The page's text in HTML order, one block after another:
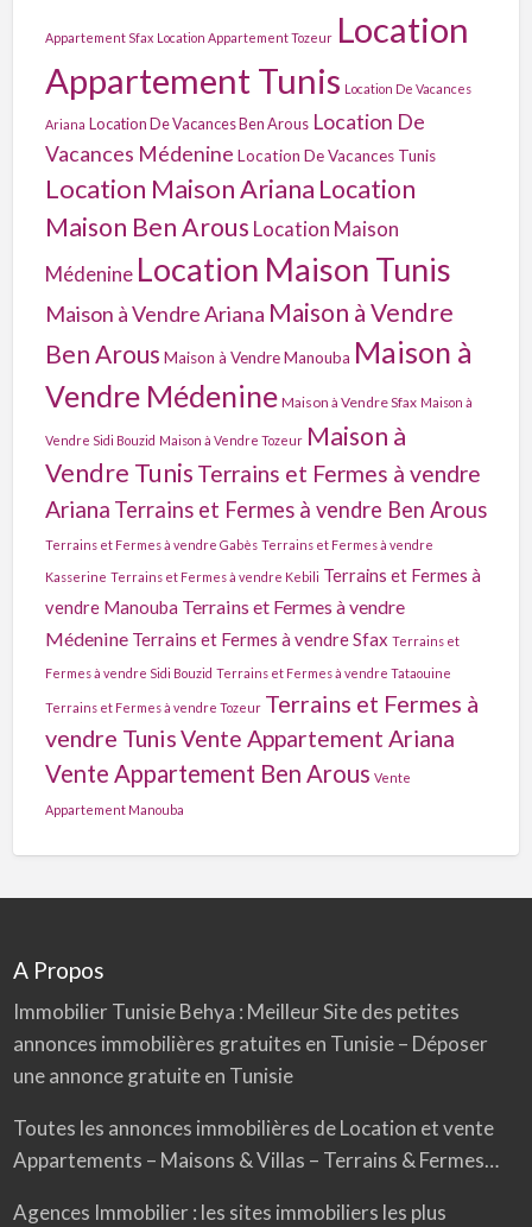
Appartement Sfax Location Appartement Tozeur Location
Appartement Tunis Location De Vacances
Ariana Location De Vacances Ben Arous Location De
Vacances Médenine Location De Vacances Tunis
Location Maison Ariana Location
Maison Ben Arous Location Maison
Médenine Location Maison Tunis
Maison à Vendre Ariana Maison à Vendre
Ben Arous Maison à Vendre Manouba Maison à
Vendre Médenine Maison à Vendre Sfax Maison à
Vendre Sidi Bouzid Maison à Vendre Tozeur Maison à
Vendre Tunis Terrains et Fermes à vendre
Ariana Terrains et Fermes à vendre Ben Arous
Terrains et Fermes à vendre Gabès Terrains et Fermes à vendre
Kasserine Terrains et Fermes à vendre Kebili Terrains et Fermes à
vendre Manouba Terrains et Fermes à vendre
Médenine Terrains et Fermes à vendre Sfax Terrains et
Fermes à vendre Sidi Bouzid Terrains et Fermes à vendre Tataouine
Terrains et Fermes à vendre Tozeur Terrains et Fermes à
vendre TunisVente Appartement Ariana
Vente Appartement Ben Arous Vente
Appartement Manouba
A Propos
Immobilier TunisieBehya : Meilleur Site des petites
annonces immobilières gratuites en Tunisie – Déposer
une annonce gratuite en Tunisie
Toutes les annonces immobilières de Location et vente
Appartements – Maisons & Villas – Terrains & Fermes…
Agences Immobilier : les sites immobiliers les plus